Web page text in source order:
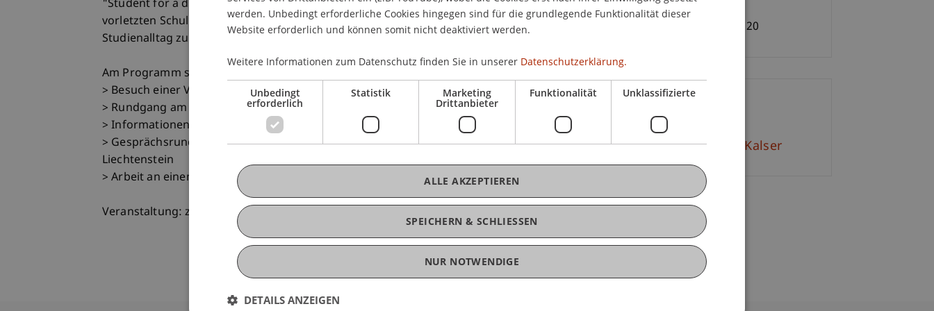
"Student for a day" bietet interessierten Schülerinnen und Schülern der letzten und
vorletzten Schulstufe die Möglichkeit, einen Einblick ins BWL Studium und den
Studienalltag zu bekommen.
Am Programm stehen:
> Besuch einer Vorlesung
> Rundgang am Campus
> Informationen zur Uni, zu den Zielsetzungen und zum Aufbau des BWL-Studiums
> Gesprächsrunde und Erfahrungsaustausch mit Studierenden der Universität
Liechtenstein
> Arbeit an einem betriebswirtschaftlichen Fallbeispiel - so wie "echte" Studierende.
Veranstaltung: zur Anmeldung offen
Eintritt frei
Maximale Teilnehmerzahl: 20
Kontakt
Dipl.-Phys. ETH Jochen Kalser
ENGLISH
werden. Unbedingt erforderliche Cookies hingegen sind für die grundlegende Funktionalität dieser
Website erforderlich und können somit nicht deaktiviert werden.
Weitere Informationen zum Datenschutz finden Sie in unserer Datenschutzerklärung.
Unbedingt
erforderlich
Statistik Marketing
Drittanbieter
Funktionalität Unklassifizierte
SPEICHERN & SCHLIESSEN
ALLE AKZEPTIEREN
NUR NOTWENDIGE
DETAILS ANZEIGEN